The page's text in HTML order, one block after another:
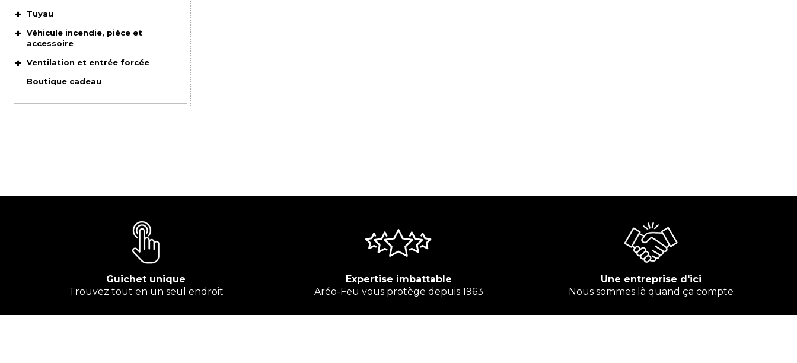
Tuyau
Véhicule incendie, pièce et
accessoire
Ventilation et entrée forcée
Boutique cadeau
Guichet unique
Trouvez tout en un seul endroit
Expertise imbattable
Aréo-Feu vous protège depuis 1963
Une entreprise d'ici
Nous sommes là quand ça compte